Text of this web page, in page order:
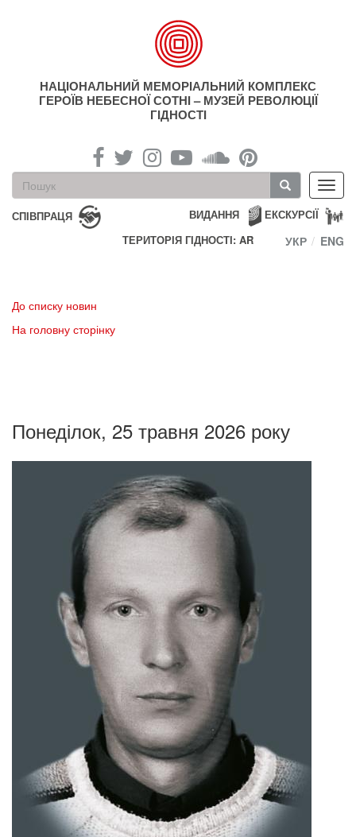
НАЦІОНАЛЬНИЙ МЕМОРІАЛЬНИЙ КОМПЛЕКС
ГЕРОЇВ НЕБЕСНОЇ СОТНІ – МУЗЕЙ РЕВОЛЮЦІЇ
ГІДНОСТІ
Пошукова
форма
Пошук
СПІВПРАЦЯ ЕКСКУРСІЇ
ВИДАННЯ
ТЕРИТОРІЯ ГІДНОСТІ: AR
УКР ENG
До списку новин
На головну сторінку
Понеділок, 25 травня 2026 року